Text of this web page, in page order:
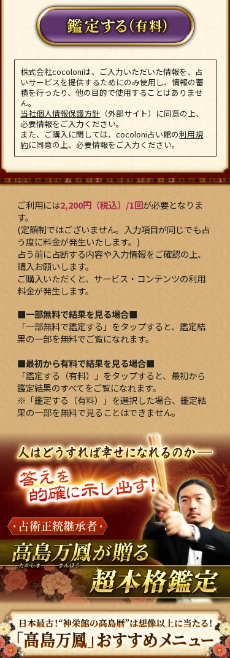
株式会社cocoloniは、ご入力いただいた情報を、占
いサービスを提供するためにのみ使用し、情報の蓄
積を行ったり、他の目的で使用することはありませ
ん。
当社個人情報保護方針 （外部サイト）に同意の上、
必要情報をご入力ください。
また、ご購入に関しては、cocoloni占い館の利用規
約に同意の上、必要情報をご入力ください。
ご利用には2,200円（税込）/1回が必要となりま
す。
(定額制ではございません。入力項目が同じでも占
う度に料金が発生いたします。)
占う前に占断する内容や入力情報をご確認の上、
購入お願いします。
ご購入いただくと、サービス・コンテンツの利用
料金が発生します。
■一部無料で結果を見る場合■
「一部無料で鑑定する」をタップすると、鑑定結
果の一部を無料でご覧になれます。
■最初から有料で結果を見る場合■
「鑑定する（有料）」をタップすると、最初から
鑑定結果のすべてをご覧になれます。
※「鑑定する（有料）」を選択した場合、鑑定結
果の一部を無料で見ることはできません。